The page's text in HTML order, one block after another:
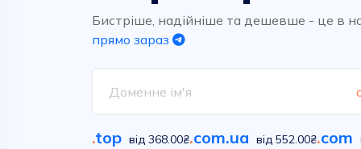
Бистріше, надійніше та дешевше - це в
прямо зараз
.top від 368.00₴.com.ua від 552.00₴.com
Обирайте вільні імена у
сотнях класичних та новітніх
домених зон